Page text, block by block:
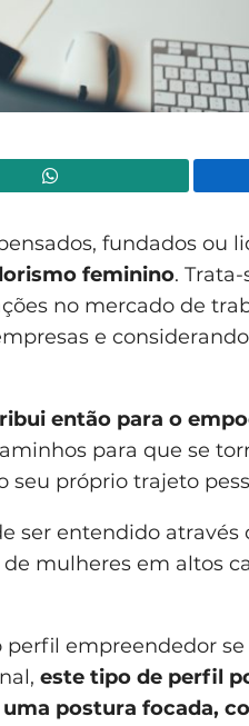
fundados ou
feminino.
no mercado de
e
então para o
para que se
próprio trajeto
ser entendido através
mulheres em altos
empreendedor se
este tipo de perfil
postura focada,